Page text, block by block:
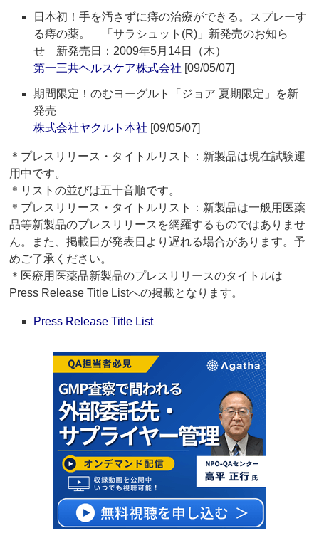
日本初！手を汚さずに痔の治療ができる。スプレーす
る痔の薬。 「サラシュット(R)」新発売のお知ら
せ 新発売日：2009年5月14日（木）
第一三共ヘルスケア株式会社 [09/05/07]
期間限定！のむヨーグルト「ジョア 夏期限定」を新
発売
株式会社ヤクルト本社 [09/05/07]
＊プレスリリース・タイトルリスト：新製品は現在試験運
用中です。
＊リストの並びは五十音順です。
＊プレスリリース・タイトルリスト：新製品は一般用医薬
品等新製品のプレスリリースを網羅するものではありませ
ん。また、掲載日が発表日より遅れる場合があります。予
めご了承ください。
＊医療用医薬品新製品のプレスリリースのタイトルは
Press Release Title Listへの掲載となります。
Press Release Title List